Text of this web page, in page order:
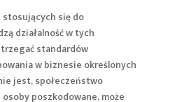
stosujących się do
działalność w tych
standardów
w biznesie określonych
jest, społeczeństwo
poszkodowane, może